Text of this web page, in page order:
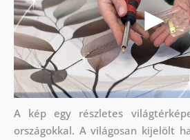
A kép egy részletes
országokkal. A világosan kijelölt